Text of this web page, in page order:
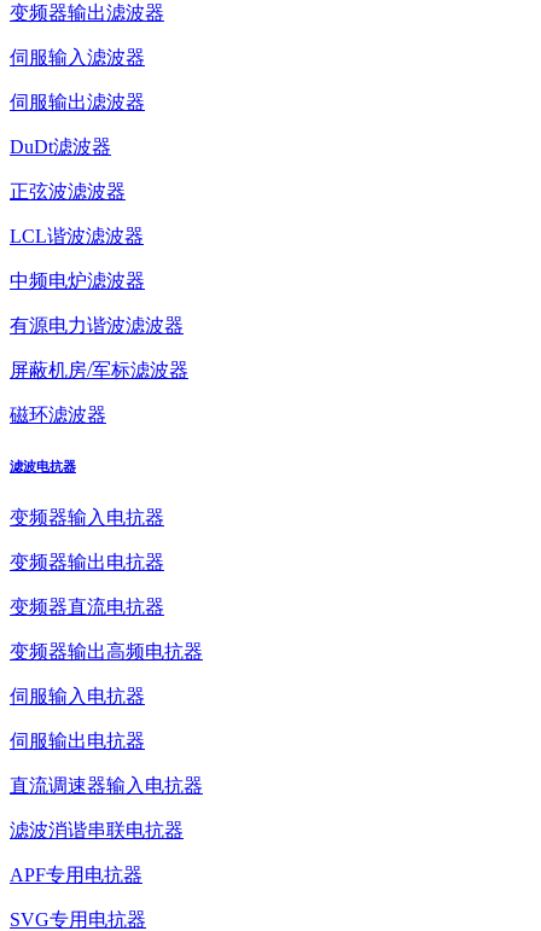
变频器输出滤波器
伺服输入滤波器
伺服输出滤波器
DuDt滤波器
正弦波滤波器
LCL谐波滤波器
中频电炉滤波器
有源电力谐波滤波器
屏蔽机房/军标滤波器
磁环滤波器
滤波电抗器
变频器输入电抗器
变频器输出电抗器
变频器直流电抗器
变频器输出高频电抗器
伺服输入电抗器
伺服输出电抗器
直流调速器输入电抗器
滤波消谐串联电抗器
APF专用电抗器
SVG专用电抗器